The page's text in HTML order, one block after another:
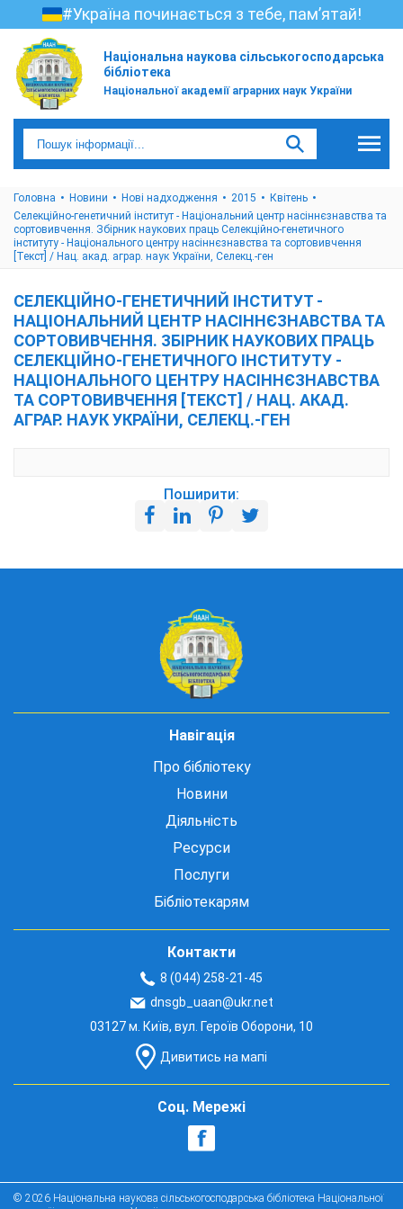
#Україна починається з тебе, пам’ятай!
Національна наукова сільськогосподарська
бібліотека
Національної академії аграрних наук України
Головна Новини Нові надходження 2015
Квітень
Селекційно-генетичний інститут - Національний центр насіннєзнавства та
сортовивчення. Збірник наукових праць Селекційно-генетичного
інституту - Національного центру насіннєзнавства та сортовивчення
[Текст] / Нац. акад. аграр. наук України, Селекц.-ген
СЕЛЕКЦІЙНО-ГЕНЕТИЧНИЙ ІНСТИТУТ -
НАЦІОНАЛЬНИЙ ЦЕНТР НАСІННЄЗНАВСТВА ТА
СОРТОВИВЧЕННЯ. ЗБІРНИК НАУКОВИХ ПРАЦЬ
СЕЛЕКЦІЙНО-ГЕНЕТИЧНОГО ІНСТИТУТУ -
НАЦІОНАЛЬНОГО ЦЕНТРУ НАСІННЄЗНАВСТВА
ТА СОРТОВИВЧЕННЯ [ТЕКСТ] / НАЦ. АКАД.
АГРАР. НАУК УКРАЇНИ, СЕЛЕКЦ.-ГЕН
Поширити:
Навігація
Про бібліотеку
Новини
Діяльність
Ресурси
Послуги
Бібліотекарям
Контакти
8 (044) 258-21-45
dnsgb_uaan@ukr.net
03127 м. Київ, вул. Героїв Оборони, 10
Дивитись на мапі
Соц. Мережі
© 2026 Національна наукова сільськогосподарська бібліотека Національної